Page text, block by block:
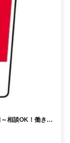
相談OK！働きや